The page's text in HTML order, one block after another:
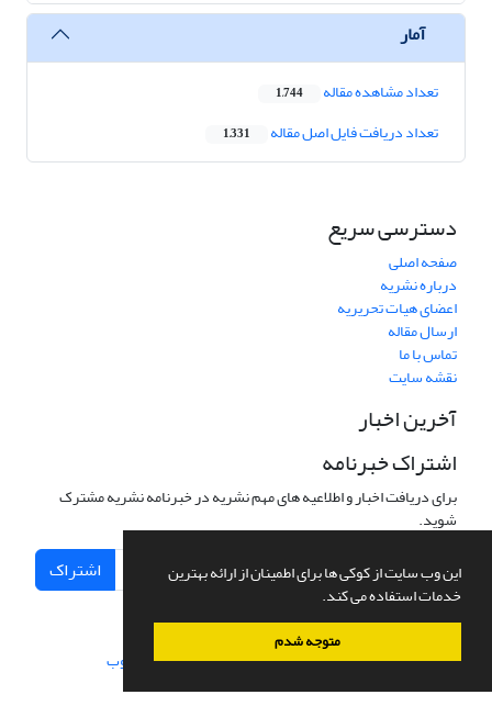
این وب سایت از کوکی ها برای اطمینان از ارائه بهترین
خدمات استفاده می کند.
متوجه شدم
آمار
تعداد مشاهده مقاله 1,744
تعداد دریافت فایل اصل مقاله 1,331
دسترسی سریع
صفحه اصلی
درباره نشریه
اعضای هیات تحریریه
ارسال مقاله
تماس با ما
نقشه سایت
آخرین اخبار
اشتراک خبرنامه
برای دریافت اخبار و اطلاعیه های مهم نشریه در خبرنامه نشریه مشترک
شوید.
اشتراک
سامانه مدیریت نشریات علمی.طراحی و پیاده سازی از سیناوب